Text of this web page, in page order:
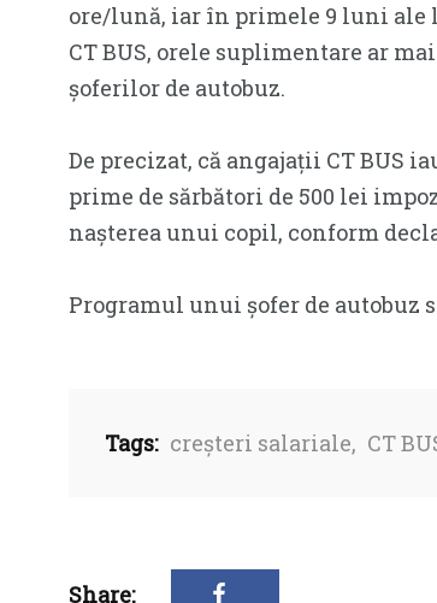
ore/lună, iar în primele 9 luni ale
CT BUS, orele suplimentare ar
șoferilor de autobuz.
De precizat, că angajații CT BUS
prime de sărbători de 500 lei
nașterea unui copil, conform
Programul unui șofer de autobuz
Tags: creșteri salariale, CT
Share: